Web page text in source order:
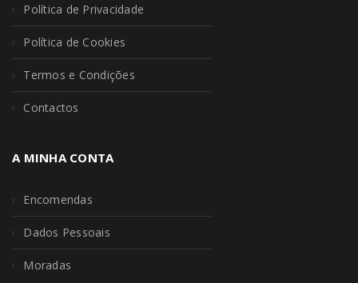
Política de Privacidade
Política de Cookies
Termos e Condições
Contactos
A MINHA CONTA
Encomendas
Dados Pessoais
Moradas